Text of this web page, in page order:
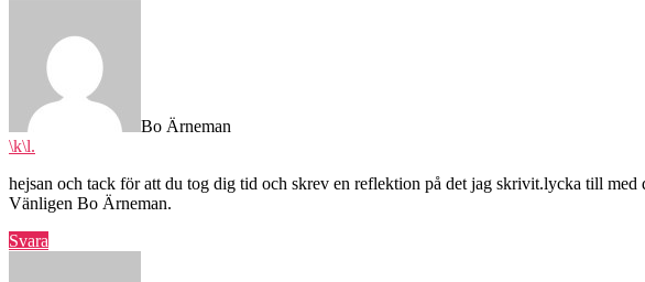
Bo Ärneman
\k\l.
hejsan och tack för att du tog dig tid och skrev en reflektion på det jag skrivit.lycka till med
Vänligen Bo Ärneman.
Svara